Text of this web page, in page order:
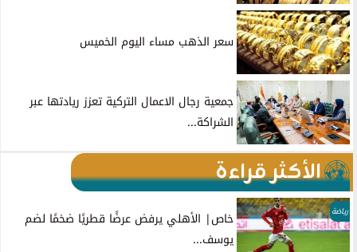
سعر الذهب مساء اليوم الخميس
جمعية رجال الاعمال التركية تعزز ريادتها عبر
الشراكة...
الأكثر قراءة
رياضة
خاص| الأهلي يرفض عرضًا قطريًا ضخمًا لضم
يوسف...